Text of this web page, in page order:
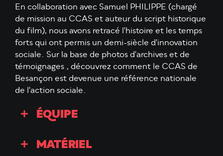
En collaboration avec Samuel PHILIPPE (chargé
de mission au CCAS et auteur du script historique
du film), nous avons retracé l'histoire et les temps
forts qui ont permis un demi-siècle d'innovation
sociale. Sur la base de photos d'archives et de
témoignages , découvrez comment le CCAS de
Besançon est devenue une référence nationale
de l'action sociale.
ÉQUIPE
MATÉRIEL